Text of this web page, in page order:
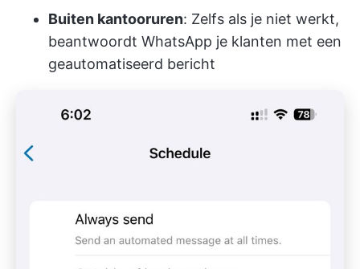
Buiten kantooruren: Zelfs als je niet werkt,
beantwoordt WhatsApp je klanten met een
geautomatiseerd bericht